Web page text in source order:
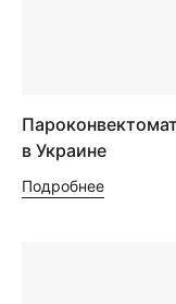
в Украине
Подробнее